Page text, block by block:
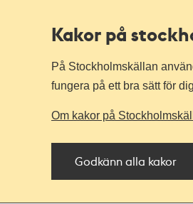
Kakor på
På Stockholmskällan
fungera på ett bra sätt för
Om kakor på
Godkänn alla kakor